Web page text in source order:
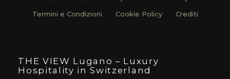
Termini e Condizioni
Cookie Policy Crediti
THE VIEW Lugano – Luxury
Hospitality in Switzerland